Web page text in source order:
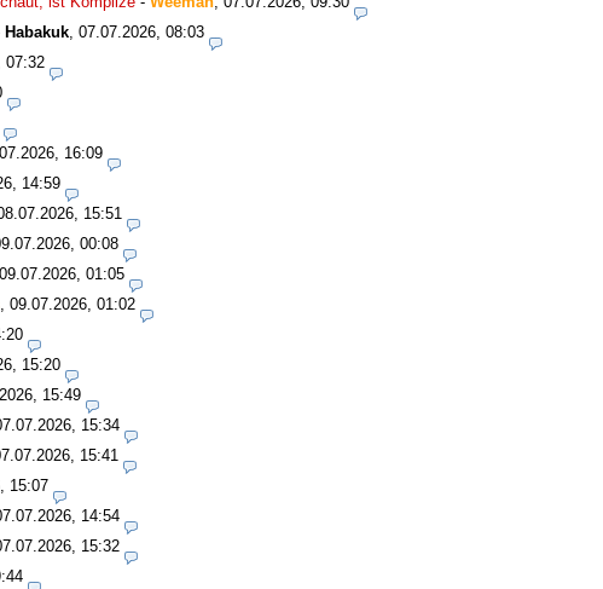
Habakuk 07.07.2026, 08:03
07:32
16:09
14:59
15:51
00:08
09.07.2026, 01:05
09.07.2026, 01:02
15:20
15:49
15:34
15:41
15:07
14:54
15:32